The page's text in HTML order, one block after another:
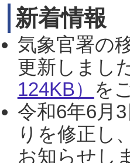
新着情報
気象官署の
更新しまし
124KB） を
令和6年6月
りを修正し
お知らせし